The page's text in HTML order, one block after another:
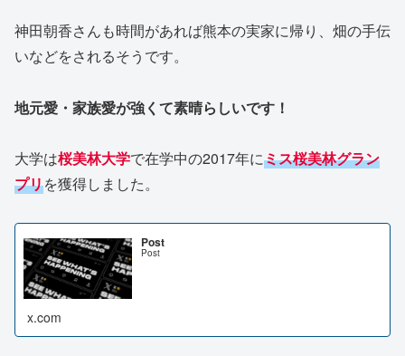
神田朝香さんも時間があれば熊本の実家に帰り、畑の手伝
いなどをされるそうです。
地元愛・家族愛が強くて素晴らしいです！
大学は桜美林大学で在学中の2017年にミス桜美林グラン
プリを獲得しました。
Post
Post
x.com